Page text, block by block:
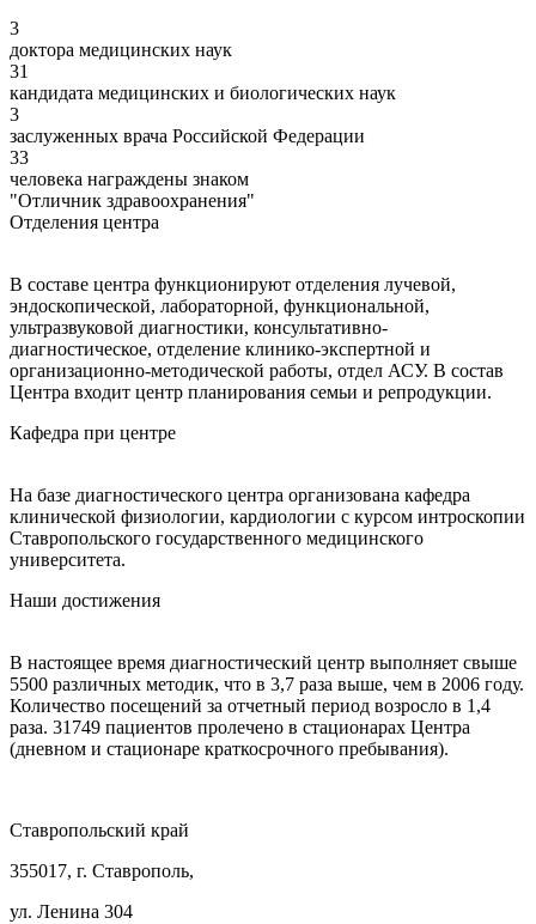
3
доктора медицинских наук
31
кандидата медицинских и биологических наук
3
заслуженных врача Российской Федерации
33
человека награждены знаком
"Отличник здравоохранения"
Отделения центра
В составе центра функционируют отделения лучевой,
эндоскопической, лабораторной, функциональной,
ультразвуковой диагностики, консультативно-
диагностическое, отделение клинико-экспертной и
организационно-методической работы, отдел АСУ. В состав
Центра входит центр планирования семьи и репродукции.
Кафедра при центре
На базе диагностического центра организована кафедра
клинической физиологии, кардиологии с курсом интроскопии
Ставропольского государственного медицинского
университета.
Наши достижения
В настоящее время диагностический центр выполняет свыше
5500 различных методик, что в 3,7 раза выше, чем в 2006 году.
Количество посещений за отчетный период возросло в 1,4
раза. 31749 пациентов пролечено в стационарах Центра
(дневном и стационаре краткосрочного пребывания).
Ставропольский край
355017, г. Ставрополь,
ул. Ленина 304